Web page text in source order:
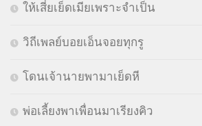
ให้เสี่ยเย็ดเมียเพราะจำเป็น
วิถีเพลย์บอยเอ็นจอยทุกรู
โดนเจ้านายพามาเย็ดหี
พ่อเลี้ยงพาเพื่อนมาเรียงคิว